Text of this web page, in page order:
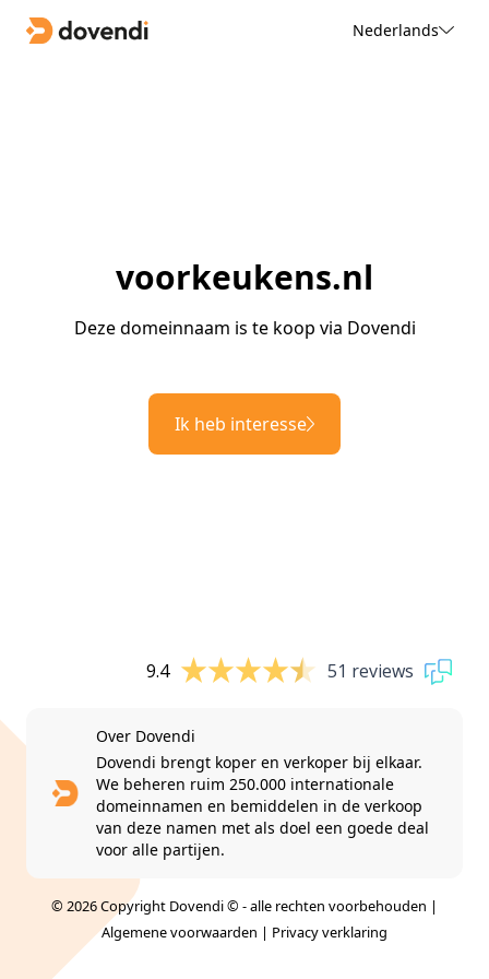
Nederlands
voorkeukens.nl
Deze domeinnaam is te koop via Dovendi
Ik heb interesse
9.4 51 reviews
Over Dovendi
Dovendi brengt koper en verkoper bij elkaar.
We beheren ruim 250.000 internationale
domeinnamen en bemiddelen in de verkoop
van deze namen met als doel een goede deal
voor alle partijen.
© 2026 Copyright Dovendi © - alle rechten voorbehouden |
Algemene voorwaarden | Privacy verklaring